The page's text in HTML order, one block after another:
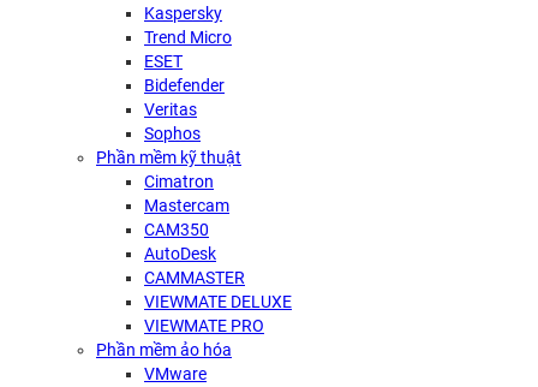
Kaspersky
Trend Micro
ESET
Bidefender
Veritas
Sophos
Phần mềm kỹ thuật
Cimatron
Mastercam
CAM350
AutoDesk
CAMMASTER
VIEWMATE DELUXE
VIEWMATE PRO
Phần mềm ảo hóa
VMware